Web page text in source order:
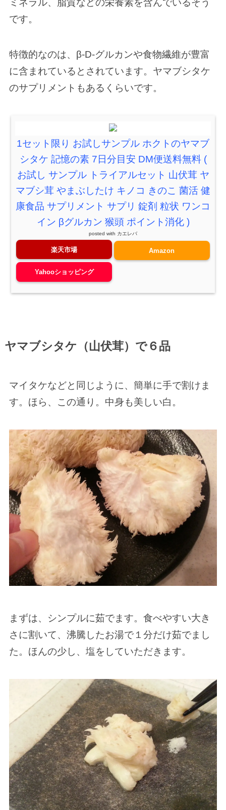
ミネラル、脂質などの栄養素を含んでいるそう
です。
特徴的なのは、β-D-グルカンや食物繊維が豊富
に含まれているとされています。ヤマブシタケ
のサプリメントもあるくらいです。
1セット限り お試しサンプル ホクトのヤマブ
シタケ 記憶の素 7日分目安 DM便送料無料 (
お試し サンプル トライアルセット 山伏茸 ヤ
マブシ茸 やまぶしたけ キノコ きのこ 菌活 健
康食品 サプリメント サプリ 錠剤 粒状 ワンコ
イン βグルカン 猴頭 ポイント消化 )
posted with カエレバ
楽天市場 Amazon
Yahooショッピング
ヤマブシタケ（山伏茸）で６品
マイタケなどと同じように、簡単に手で割けま
す。ほら、この通り。中身も美しい白。
まずは、シンプルに茹でます。食べやすい大き
さに割いて、沸騰したお湯で１分だけ茹でまし
た。ほんの少し、塩をしていただきます。